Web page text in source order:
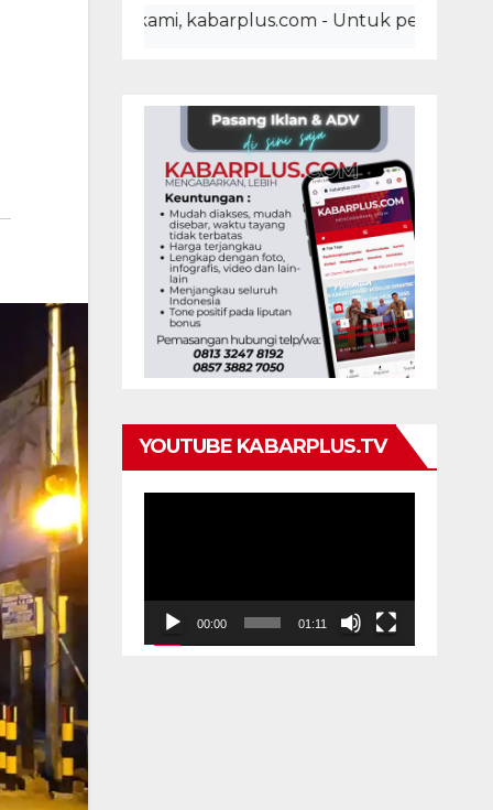
kami, kabarplus.com - Untuk pemasangan iklan,
YOUTUBE KABARPLUS.TV
00:00 01:11